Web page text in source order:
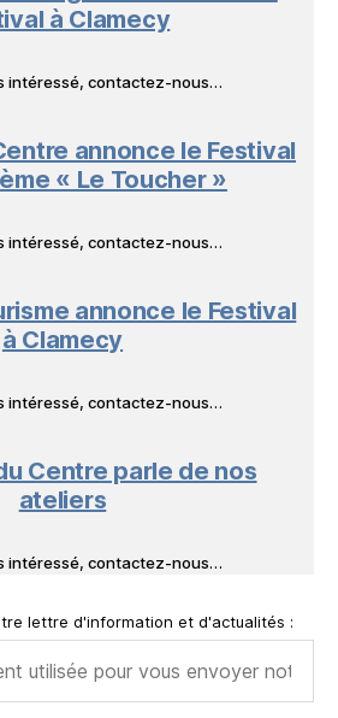
à Clamecy
intéressé, contactez-nous…
annonce le Festival
« Le Toucher »
intéressé, contactez-nous…
annonce le Festival
à Clamecy
intéressé, contactez-nous…
Centre parle de nos
ateliers
intéressé, contactez-nous…
lettre d'information et d'actualités :